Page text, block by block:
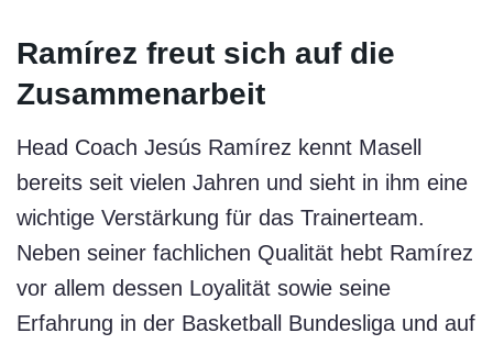
Ramírez freut sich auf die
Zusammenarbeit
Head Coach Jesús Ramírez kennt Masell
bereits seit vielen Jahren und sieht in ihm eine
wichtige Verstärkung für das Trainerteam.
Neben seiner fachlichen Qualität hebt Ramírez
vor allem dessen Loyalität sowie seine
Erfahrung in der Basketball Bundesliga und auf